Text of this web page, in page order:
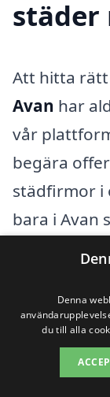
städer
Att hitta
Avan har
vår
begära
städfirmor i
bara i Avan
också
där du kan
är några av
Luleå
Denna
du till alla